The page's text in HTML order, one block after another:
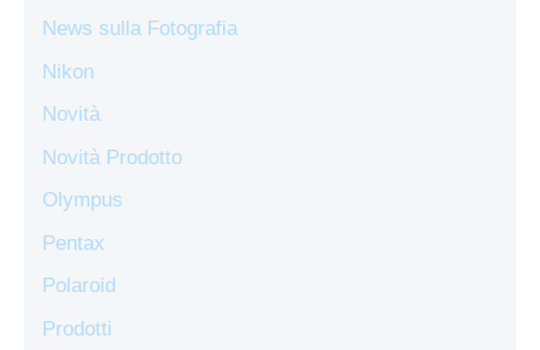
News sulla Fotografia
Nikon
Novità
Novità Prodotto
Olympus
Pentax
Polaroid
Prodotti